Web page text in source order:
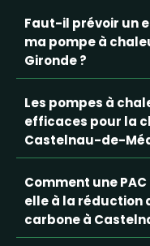
Faut-il prévoir un
ma pompe à
Gironde ?
Les pompes à
efficaces pour la
Castelnau-de-
Comment une
elle à la réduction
carbone à